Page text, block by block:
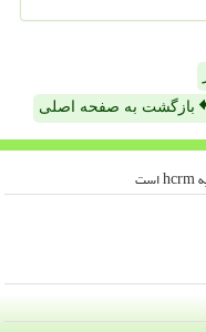
بازگشت به صفحه اصلی